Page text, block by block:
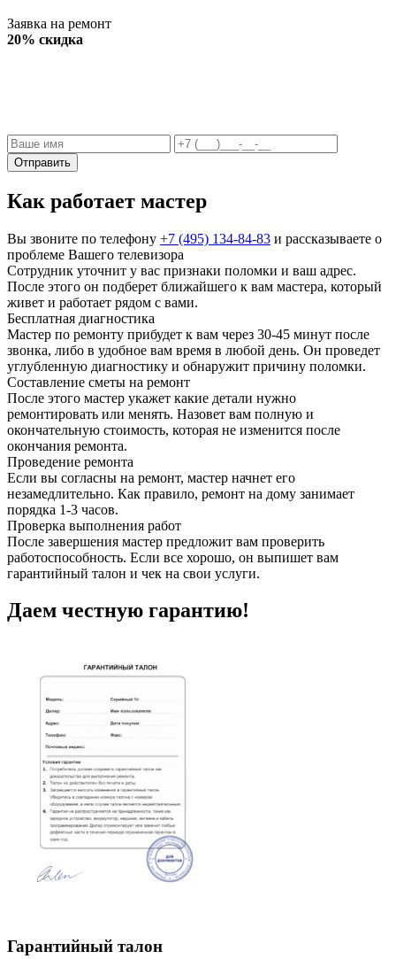
Заявка на ремонт
20% скидка
Отправить
Как работает мастер
Вы звоните по телефону +7 (495) 134-84-83 и рассказываете о
проблеме Вашего телевизора
Сотрудник уточнит у вас признаки поломки и ваш адрес.
После этого он подберет ближайшего к вам мастера, который
живет и работает рядом с вами.
Бесплатная диагностика
Мастер по ремонту прибудет к вам через 30-45 минут после
звонка, либо в удобное вам время в любой день. Он проведет
углубленную диагностику и обнаружит причину поломки.
Составление сметы на ремонт
После этого мастер укажет какие детали нужно
ремонтировать или менять. Назовет вам полную и
окончательную стоимость, которая не изменится после
окончания ремонта.
Проведение ремонта
Если вы согласны на ремонт, мастер начнет его
незамедлительно. Как правило, ремонт на дому занимает
порядка 1-3 часов.
Проверка выполнения работ
После завершения мастер предложит вам проверить
работоспособность. Если все хорошо, он выпишет вам
гарантийный талон и чек на свои услуги.
Даем честную гарантию!
Гарантийный талон